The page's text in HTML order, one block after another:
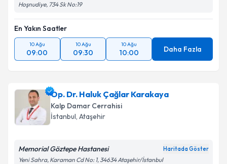
Kişisel verilerimin işlenmesine ilişkin
Metni'ni okudum ve kişisel verilerimin belirtilen
kapsamda işlenmesini kabul ediyorum.
Takvim Talebini Gönder
Hoşnudiye, 734 Sk No:19
En Yakın Saatler
10 Ağu
09:00
10 Ağu
09:30
10 Ağu
10:00 Daha Fazla
Op. Dr. Haluk Çağlar Karakaya
Kalp Damar Cerrahisi
İstanbul, Ataşehir
Memorial Göztepe Hastanesi Haritada Göster
Yeni Sahra, Karaman Cd No: 1, 34634 Ataşehir/İstanbul